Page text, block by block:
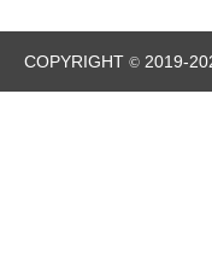
COPYRIGHT © 2019-